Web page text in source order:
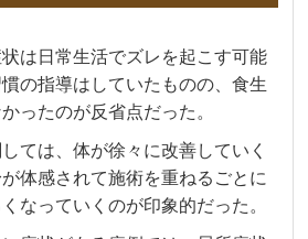
は日常生活でズレを起こす可能
の指導はしていたものの、食生
ったのが反省点だった。
ては、体が徐々に改善していく
体感されて施術を重ねるごとに
なっていくのが印象的だった。